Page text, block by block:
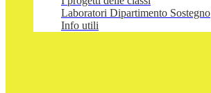
Laboratori Dipartimento Sostegno
Info utili